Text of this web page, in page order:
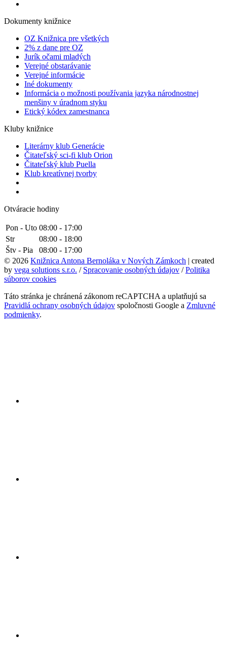
Dokumenty knižnice
OZ Knižnica pre všetkých
2% z dane pre OZ
Jurík očami mladých
Verejné obstarávanie
Verejné informácie
Iné dokumenty
Informácia o možnosti používania jazyka národnostnej
menšiny v úradnom styku
Etický kódex zamestnanca
Kluby knižnice
Literárny klub Generácie
Čitateľský sci-fi klub Orion
Čitateľský klub Puella
Klub kreatívnej tvorby
Otváracie hodiny
Pon - Uto 08:00 - 17:00
Str
08:00 - 18:00
Štv - Pia
08:00 - 17:00
© 2026 Knižnica Antona Bernoláka v Nových Zámkoch | created
by vega solutions s.r.o. / Spracovanie osobných údajov /Politika
súborov cookies
Táto stránka je chránená zákonom reCAPTCHA a uplatňujú sa
Pravidlá ochrany osobných údajov spoločnosti Google a Zmluvné
podmienky.